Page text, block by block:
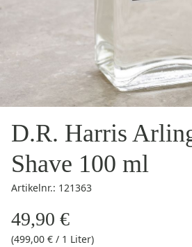
D.R. Harris
Shave 100 ml
Artikelnr.: 121363
49,90 €
(499,00 € / 1 Liter)